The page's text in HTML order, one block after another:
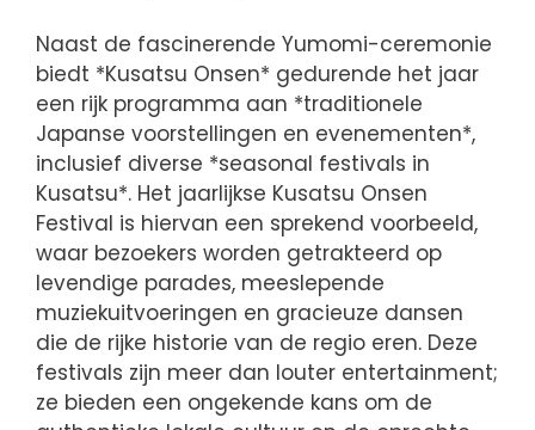
Naast de fascinerende Yumomi-ceremonie
biedt *Kusatsu Onsen* gedurende het jaar
een rijk programma aan *traditionele
Japanse voorstellingen en evenementen*,
inclusief diverse *seasonal festivals in
Kusatsu*. Het jaarlijkse Kusatsu Onsen
Festival is hiervan een sprekend voorbeeld,
waar bezoekers worden getrakteerd op
levendige parades, meeslepende
muziekuitvoeringen en gracieuze dansen
die de rijke historie van de regio eren. Deze
festivals zijn meer dan louter entertainment;
ze bieden een ongekende kans om de